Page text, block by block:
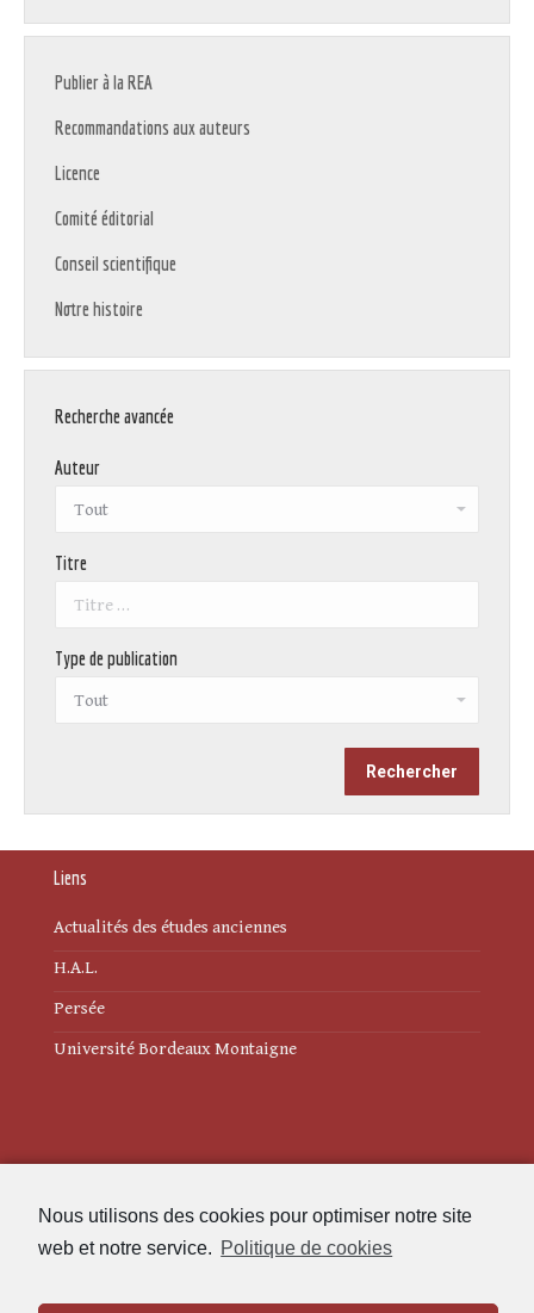
Nous utilisons des cookies pour optimiser notre site
web et notre service. Politique de cookies
Publier à la REA
Recommandations aux auteurs
Licence
Comité éditorial
Conseil scientifique
Notre histoire
Recherche avancée
Auteur
Titre
Type de publication
Liens
Actualités des études anciennes
H.A.L.
Persée
Université Bordeaux Montaigne
Politique de cookies (UE)